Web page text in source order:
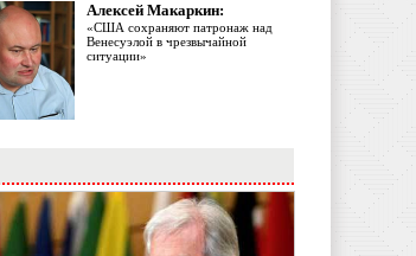
Алексей Макаркин:
«США сохраняют патронаж над
Венесуэлой в чрезвычайной
ситуации»